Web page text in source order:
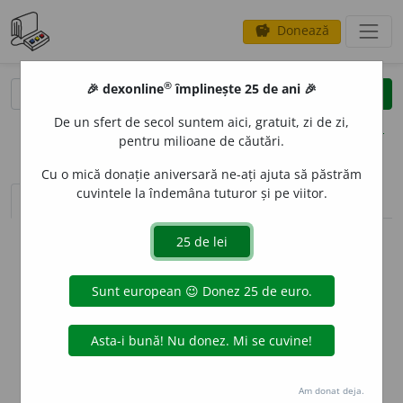
savings Donează
clear
opțiuni
sinteza definițiilor (1) definiții (8) declinări
info
Aceste definiții sunt compilate de
echipa dexonline. Definițiile
originale se află pe filadefiniții.
preferințe
🎉 dexonline® împlinește 25 de ani 🎉
De un sfert de secol suntem aici, gratuit, zi de zi,
pentru milioane de căutări.
Cu o mică donație aniversară ne-ați ajuta să păstrăm
cuvintele la îndemâna tuturor și pe viitor.
Am donat deja.